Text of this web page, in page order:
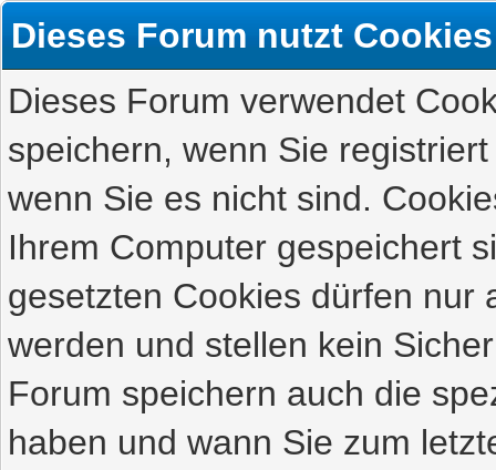
Dieses Forum nutzt Cookies
Dieses Forum verwendet
speichern, wenn Sie
wenn Sie es nicht sind.
Ihrem Computer gespeichert
gesetzten Cookies dürfen nur
werden und stellen kein
Forum speichern auch die
haben und wann Sie zum